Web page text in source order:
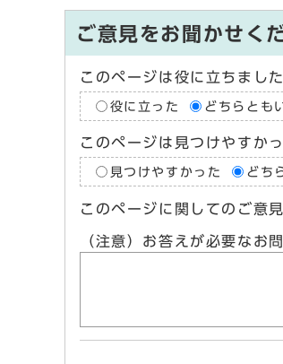
ご意見をお聞かせく
このページは役に立ちました
役に立った どちらとも
このページは見つけやすか
見つけやすかった どち
このページに関してのご意
（注意）お答えが必要なお